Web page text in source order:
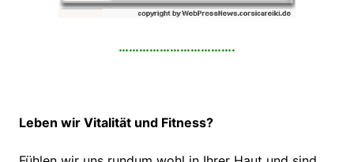
…………………………….
Leben wir Vitalität und Fitness?